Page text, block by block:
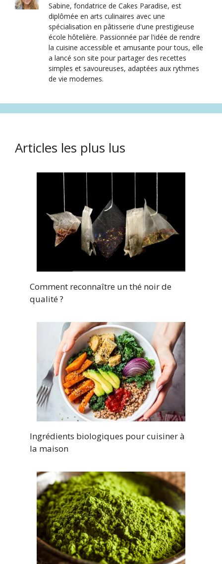
Sabine, fondatrice de Cakes Paradise, est
diplômée en arts culinaires avec une
spécialisation en pâtisserie d'une prestigieuse
école hôtelière. Passionnée par l'idée de rendre
la cuisine accessible et amusante pour tous, elle
a lancé son site pour partager des recettes
simples et savoureuses, adaptées aux rythmes
de vie modernes.
Articles les plus lus
Comment reconnaître un thé noir de
qualité ?
Ingrédients biologiques pour cuisiner à
la maison